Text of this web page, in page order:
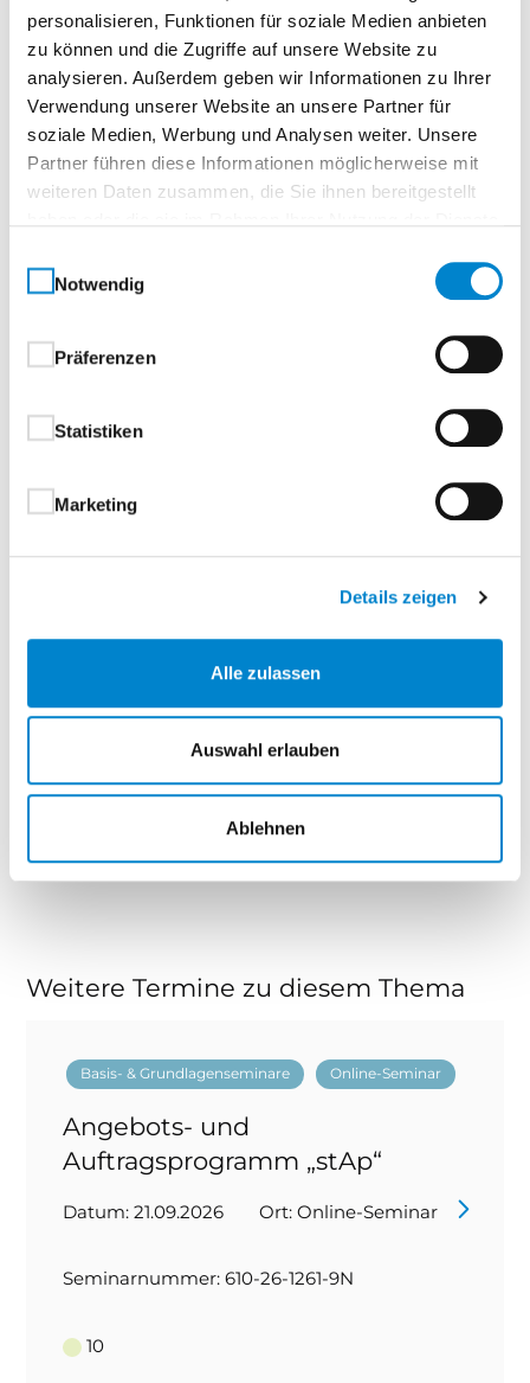
personalisieren, Funktionen für soziale Medien anbieten
zu können und die Zugriffe auf unsere Website zu
analysieren. Außerdem geben wir Informationen zu Ihrer
Verwendung unserer Website an unsere Partner für
soziale Medien, Werbung und Analysen weiter. Unsere
Partner führen diese Informationen möglicherweise mit
weiteren Daten zusammen, die Sie ihnen bereitgestellt
Notwendig
Präferenzen
Statistiken
Marketing
Details zeigen
Alle zulassen
Auswahl erlauben
Ablehnen
Ort
Online Veranstaltung
Dieser Termin findet digital statt, Online-Seminar
steinau übernimmt
Ihr Anteil
Fachverkäufer
Veranstalter
Download Seminarbeschreibung
Weitere Termine zu diesem Thema
Basis- & Grundlagenseminare Online-Seminar
Angebots- und
Auftragsprogramm „stAp“
Datum: 21.09.2026 Ort: Online-Seminar
Seminarnummer: 610-26-1261-9N
10